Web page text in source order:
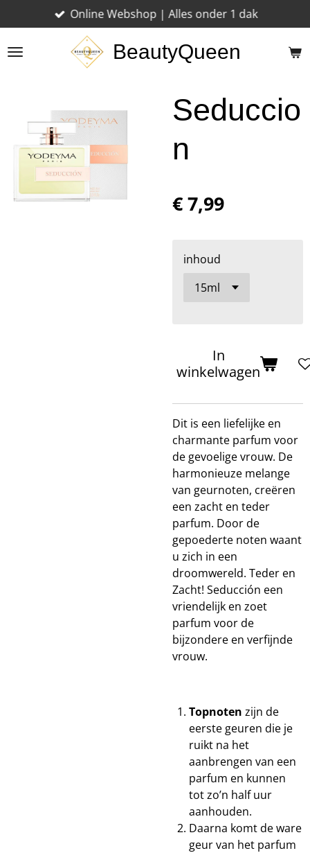
direct
naar
BeautyQueen
Online Webshop | Alles onder 1 dak
Seduccio
n
€ 7,99
inhoud
In
winkelwagen
Dit is een liefelijke en
charmante parfum voor
de gevoelige vrouw. De
harmonieuze melange
van geurnoten, creëren
een zacht en teder
parfum. Door de
gepoederte noten waant
u zich in een
droomwereld. Teder en
Zacht! Seducción een
vriendelijk en zoet
parfum voor de
bijzondere en verfijnde
vrouw.
Topnoten zijn de
eerste geuren die je
ruikt na het
aanbrengen van een
parfum en kunnen
tot zo’n half uur
aanhouden.
Daarna komt de ware
geur van het parfum